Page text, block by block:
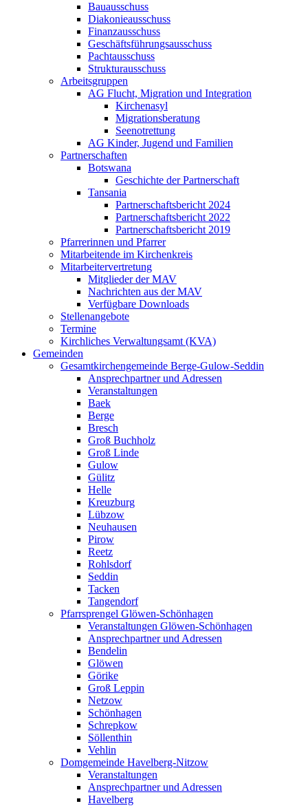
Bauausschuss
Diakonieausschuss
Finanzausschuss
Geschäftsführungsausschuss
Pachtausschuss
Strukturausschuss
Arbeitsgruppen
AG Flucht, Migration und Integration
Kirchenasyl
Migrationsberatung
Seenotrettung
AG Kinder, Jugend und Familien
Partnerschaften
Botswana
Geschichte der Partnerschaft
Tansania
Partnerschaftsbericht 2024
Partnerschaftsbericht 2022
Partnerschaftsbericht 2019
Pfarrerinnen und Pfarrer
Mitarbeitende im Kirchenkreis
Mitarbeitervertretung
Mitglieder der MAV
Nachrichten aus der MAV
Verfügbare Downloads
Stellenangebote
Termine
Kirchliches Verwaltungsamt (KVA)
Gemeinden
Gesamtkirchengemeinde Berge-Gulow-Seddin
Ansprechpartner und Adressen
Veranstaltungen
Baek
Berge
Bresch
Groß Buchholz
Groß Linde
Gulow
Gülitz
Helle
Kreuzburg
Lübzow
Neuhausen
Pirow
Reetz
Rohlsdorf
Seddin
Tacken
Tangendorf
Pfarrsprengel Glöwen-Schönhagen
Veranstaltungen Glöwen-Schönhagen
Ansprechpartner und Adressen
Bendelin
Glöwen
Görike
Groß Leppin
Netzow
Schönhagen
Schrepkow
Söllenthin
Vehlin
Domgemeinde Havelberg-Nitzow
Veranstaltungen
Ansprechpartner und Adressen
Havelberg